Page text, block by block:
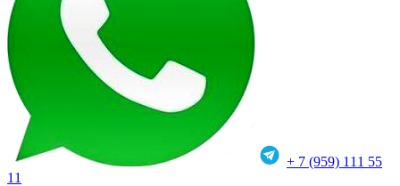
+ 7 (959) 111 55
11